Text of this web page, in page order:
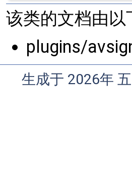
该类的文档由以
plugins/
生成于 2026年